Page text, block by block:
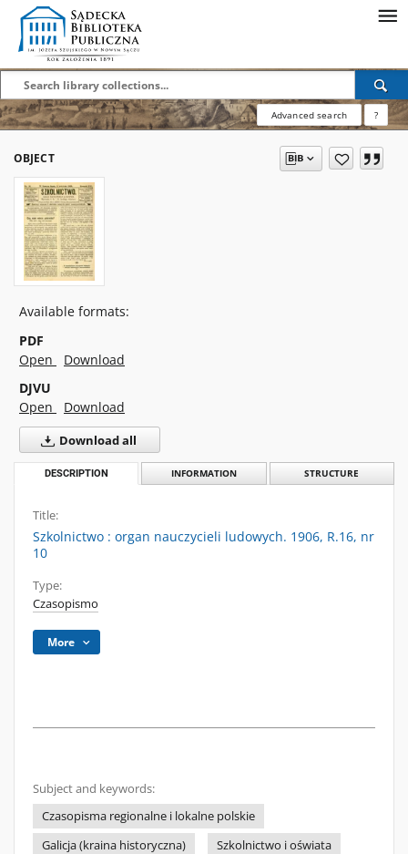
Advanced search ?
OBJECT
Available formats:
PDF
Open
Download
DJVU
Open
Download
Download all
DESCRIPTION INFORMATION STRUCTURE
Title:
Szkolnictwo : organ nauczycieli ludowych. 1906, R.16, nr
10
Type:
Czasopismo
More
Subject and keywords:
Czasopisma regionalne i lokalne polskie
Galicja (kraina historyczna)
Szkolnictwo i oświata